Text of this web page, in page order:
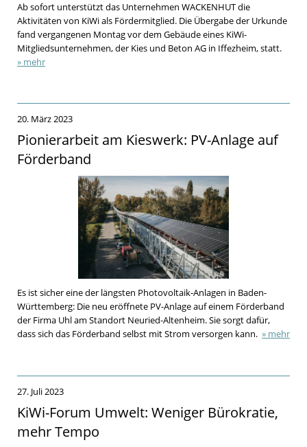
Ab sofort unterstützt das Unternehmen WACKENHUT die
Aktivitäten von KiWi als Fördermitglied. Die Übergabe der Urkunde
fand vergangenen Montag vor dem Gebäude eines KiWi-
Mitgliedsunternehmen, der Kies und Beton AG in Iffezheim, statt.
» mehr
20. März 2023
Pionierarbeit am Kieswerk: PV-Anlage auf
Förderband
Es ist sicher eine der längsten Photovoltaik-Anlagen in Baden-
Württemberg: Die neu eröffnete PV-Anlage auf einem Förderband
der Firma Uhl am Standort Neuried-Altenheim. Sie sorgt dafür,
dass sich das Förderband selbst mit Strom versorgen kann. » mehr
27. Juli 2023
KiWi-Forum Umwelt: Weniger Bürokratie,
mehr Tempo